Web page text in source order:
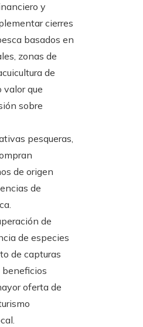
y
cierres
basados en
zonas de
de
valor que
sobre
pesqueras,
de origen
de
de
de especies
de capturas
oferta de